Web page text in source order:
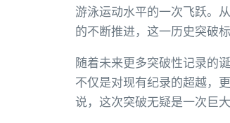
游泳运动水平的一次飞跃。
的不断推进，这一历史突破
随着未来更多突破性记录的
不仅是对现有纪录的超越，
说，这次突破无疑是一次巨